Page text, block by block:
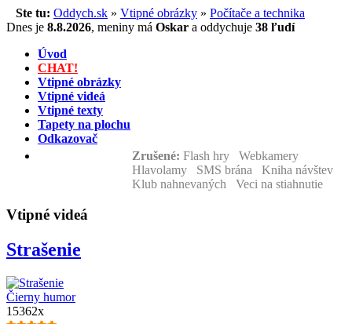
Ste tu: Oddych.sk » Vtipné obrázky » Počítače a technika
Dnes je 8.8.2026, meniny má Oskar a oddychuje 38 ľudí
Úvod
CHAT!
Vtipné obrázky
Vtipné videá
Vtipné texty
Tapety na plochu
Odkazovač
Zrušené: Flash hry Webkamery
Hlavolamy SMS brána Kniha návštev
Klub nahnevaných Veci na stiahnutie
Vtipné videá
Strašenie
Čierny humor
15362x